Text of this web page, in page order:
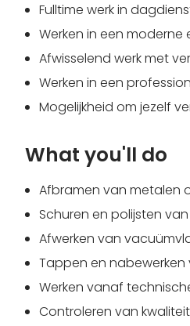
Fulltime werk in
Werken in een
Afwisselend werk met
Werken in een
Mogelijkheid om jezelf
What you'll do
Afbramen van metalen
Schuren en polijsten
Afwerken van
Tappen en
Werken vanaf
Controleren van